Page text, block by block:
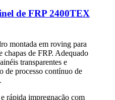
de FRP 2400TEX
montada em roving para
chapas de FRP. Adequado
transparentes e
de processo contínuo de
rápida impregnação com